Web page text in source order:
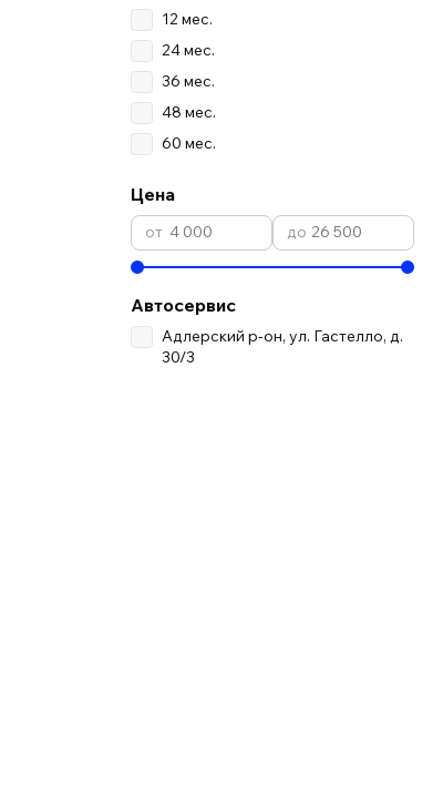
12 мес.
24 мес.
36 мес.
48 мес.
60 мес.
Цена
Автосервис
Адлерский р-он, ул. Гастелло, д.
30/3